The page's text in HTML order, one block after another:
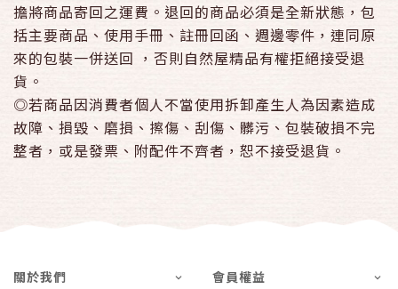
擔將商品寄回之運費。退回的商品必須是全新狀態，包
括主要商品、使用手冊、註冊回函、週邊零件，連同原
來的包裝一併送回 ，否則自然屋精品有權拒絕接受退
貨。
◎若商品因消費者個人不當使用拆卸產生人為因素造成
故障、損毀、磨損、擦傷、刮傷、髒污、包裝破損不完
整者，或是發票、附配件不齊者，恕不接受退貨。
關於我們 會員權益